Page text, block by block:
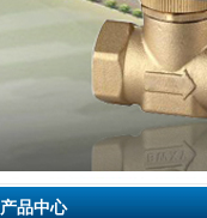
产品中心